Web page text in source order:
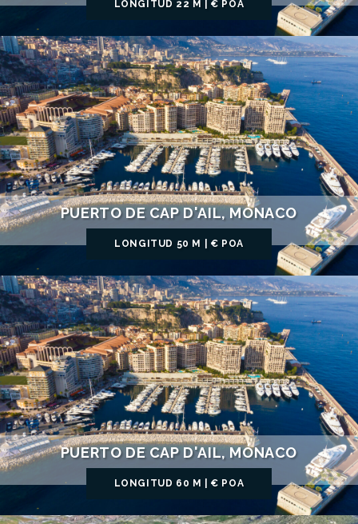
LONGITUD 22 M | € POA
PUERTO DE CAP D'AIL, MÓNACO
LONGITUD 50 M | € POA
PUERTO DE CAP D'AIL, MÓNACO
LONGITUD 60 M | € POA